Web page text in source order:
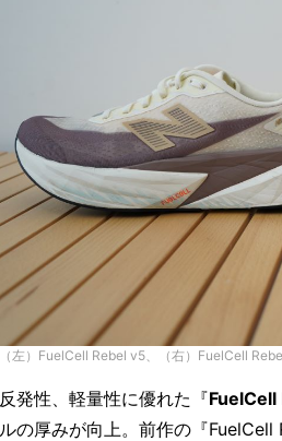
（左）FuelCell Rebel v5、（右）FuelCell
反発性、軽量性に優れた『FuelCell
ルの厚みが向上。前作の『